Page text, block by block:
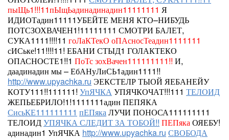
пыЩь1!!!11пЫщЬадинадинадин11111111 Я
ИДИОТадин11111УБЕЙТЕ МЕНЯ КТО–НИБУДЬ
ПОТСЗОХВАЧЕН1!11111111 СМОТРИ БАЛЕТ,
СУКА1111!!!!11 гоЛаКТекО оПАсносТеадин1111111
сИСьке!11!!!!11! ЕБАНИ СТЫД1 ГОЛАКТЕКО
ОПАСНОСТЕ1!!1 ПоТс зохВачен111111111!! И,
даадинадин мы – ЕбАНуЛиСЬ1адин1111!!
http://www.upyachka.ru ЭЕКСТЕЛР ТЫОЙ ЯЕБАНЕЙУ
КОТУ111!!111111! УпЯЧКАУПЯЧКОЧАТ!!!111 ТЕЛОИД
ЖЕПЬЕБРИЛО!1!1111111адин ПЕПЯКА
СисьКЕ111111111 пЕПякаЛУЧИ ПОНОСА111111111
ТЕЛОИДУПЯЧКА СЛЕДИТ ЗА ТОБОЙ!! ПЕПякаОЯЕБУ!
адинадин1 УпЯЧКА http://www.upyachka.ru СВОБОДА